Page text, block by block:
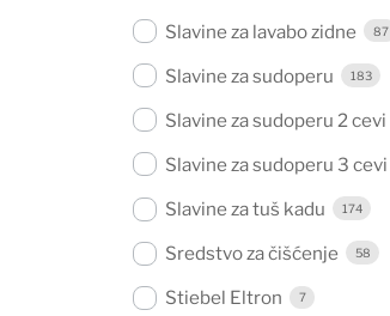
Slavine za lavabo zidne 87
Slavine za sudoperu 183
Slavine za sudoperu 2 cevi
Slavine za sudoperu 3 cevi
Slavine za tuš kadu 174
Sredstvo za čišćenje 58
Stiebel Eltron 7